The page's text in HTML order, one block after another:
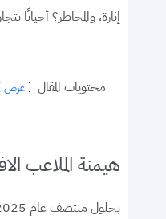
إثارة، والمخاطر؟ أحيانًا
محتويات المقال عرض
هيمنة الملاعب